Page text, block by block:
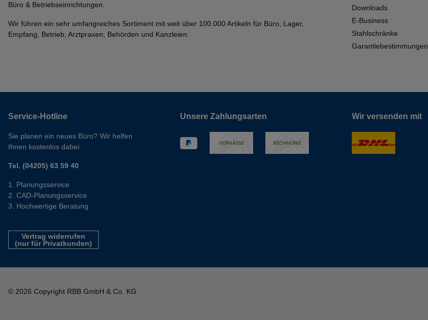
Büro & Betriebseinrichtungen.
Wir führen ein sehr umfangreiches Sortiment mit weit über 100.000 Artikeln für Büro, Lager,
Empfang, Betrieb, Arztpraxen, Behörden und Kanzleien.
Downloads
E-Business
Stahlschränke
Garantiebestimmungen
Service-Hotline
Sie planen ein neues Büro? Wir helfen
Ihnen kostenlos dabei.
Tel. (04205) 63 59 40
Planungsservice
CAD-Planungsservice
Hochwertige Beratung
Vertrag widerrufen
(nur für Privatkunden)
Unsere Zahlungsarten Wir versenden mit
© 2026 Copyright RBB GmbH & Co. KG